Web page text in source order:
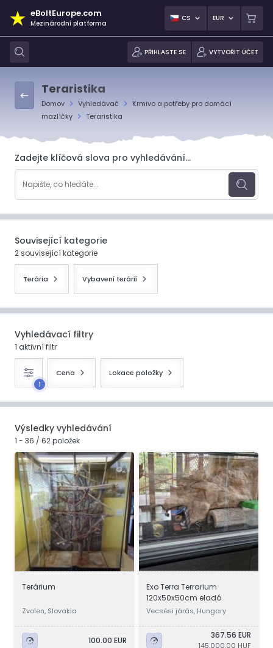
eBoltEurope.com
Mezinárodní platforma
CS EUR
PŘIHLASTE SE VYTVOŘIT ÚČET
Teraristika
Domov Vyhledávač
Krmivo a potřeby pro domácí
mazlíčky
Teraristika
Zadejte klíčová slova pro vyhledávání...
Související kategorie
2 související kategorie
Terária Vybavení terárií
Vyhledávací filtry
1 aktivní filtr
1
Cena Lokace položky
Výsledky vyhledávání
1 - 36 / 62 položek
Terárium
Zvolen, Slovakia
100.00 EUR
Exo Terra Terrarium
120x50x50cm eladó
Vecsési járás, Hungary
367.56 EUR
145,000.00 HUF